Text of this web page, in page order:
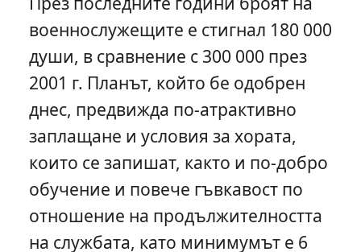
военнослужещите е стигнал 180 000
души, в сравнение с 300 000 през
2001 г. Планът, който бе одобрен
днес, предвижда по-атрактивно
заплащане и условия за хората,
които се запишат, както и по-добро
обучение и повече гъвкавост по
отношение на продължителността
на службата, като минимумът е 6